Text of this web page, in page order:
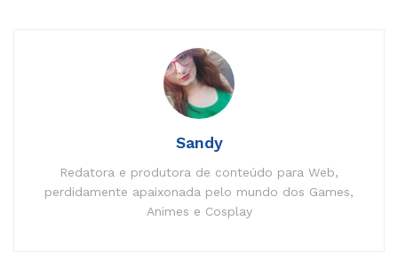
Sandy
Redatora e produtora de conteúdo para Web,
perdidamente apaixonada pelo mundo dos Games,
Animes e Cosplay